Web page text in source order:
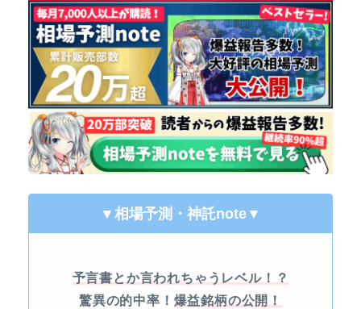
▼相場予測・神託note ▼
予言書とか言われちゃうレベル！？
驚異の的中率！ 爆益銘柄の公開！